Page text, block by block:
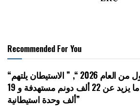
Recommended For You
“حتى النصف الأول من العام 2026 “, ” الاستيطان يلتهم
الأرض الفلسطينية: ما يزيد عن 22 ألف دونم مستهدفة و 19
ألف وحدة استيطانية”